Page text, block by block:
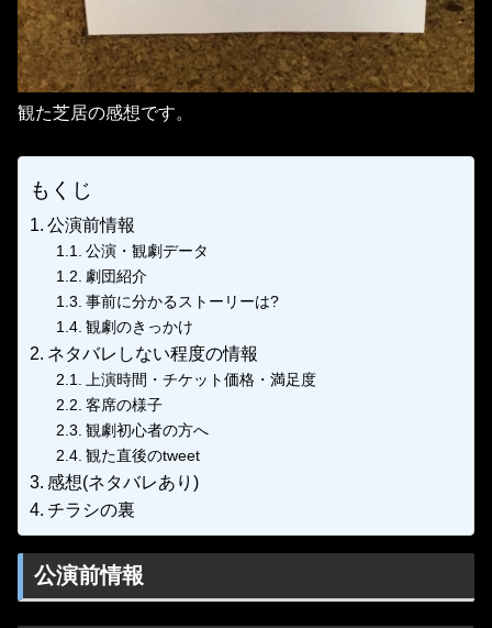
観た芝居の感想です。
もくじ
公演前情報
公演・観劇データ
劇団紹介
事前に分かるストーリーは?
観劇のきっかけ
ネタバレしない程度の情報
上演時間・チケット価格・満足度
客席の様子
観劇初心者の方へ
観た直後のtweet
感想(ネタバレあり)
チラシの裏
公演前情報